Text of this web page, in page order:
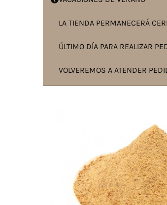
LA TIENDA PERMANECERÁ
ÚLTIMO DÍA PARA REALIZAR
VOLVEREMOS A ATENDER